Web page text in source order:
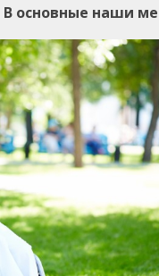
В основные наши